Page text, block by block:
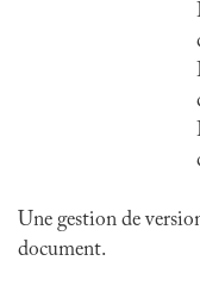
Une gestion de
document.